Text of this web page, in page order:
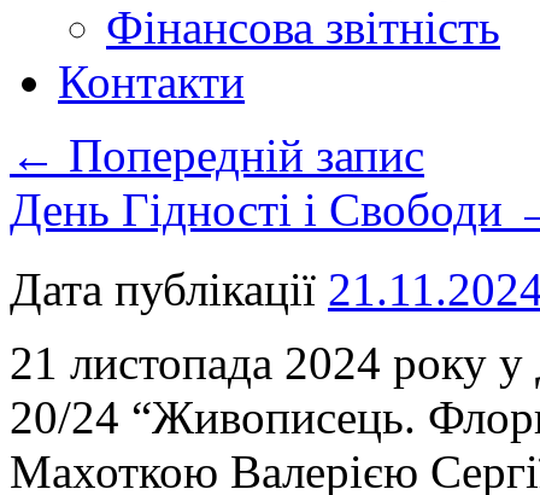
Фінансова звітність
Контакти
← Попередній запис
День Гідності і Свободи
Дата публікації
21 листопада 2024 року
20/24 “Живописець.
Махоткою Валерією